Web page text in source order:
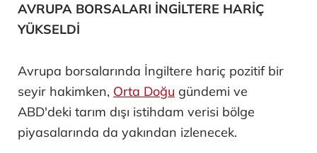
AVRUPA BORSALARI İNGİLTERE HARİÇ
YÜKSELDİ
Avrupa borsalarında İngiltere hariç pozitif bir
seyir hakimken, Orta Doğu gündemi ve
ABD'deki tarım dışı istihdam verisi bölge
piyasalarında da yakından izlenecek.